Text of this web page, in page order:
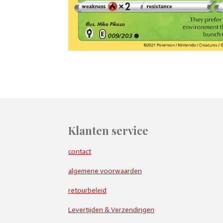
Klanten service
contact
algemene voorwaarden
retourbeleid
Levertijden & Verzendingen